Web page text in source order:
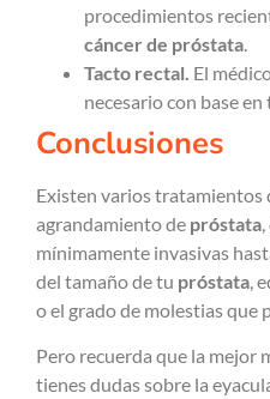
procedimientos
cáncer de próstata
Tacto rectal. El
necesario con base en
Conclusiones
Existen varios tratamientos
agrandamiento de próstata
mínimamente invasivas
del tamaño de tu próstata ,
o el grado de molestias que
Pero recuerda que la mejor
tienes dudas sobre la